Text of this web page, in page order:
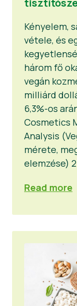
Kényelem,
vétele, és
három fő
vegán
milliárd
6,3%-os
Cosmetics
Analysis
mérete,
elemzése)
Read more